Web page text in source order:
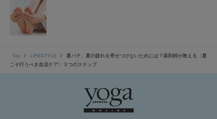
Top LIFESTYLE
夏バテ、夏の疲れを寄せつけないためには？薬剤師が教える〈夏
こそ行うべき血流ケア〉３つのステップ